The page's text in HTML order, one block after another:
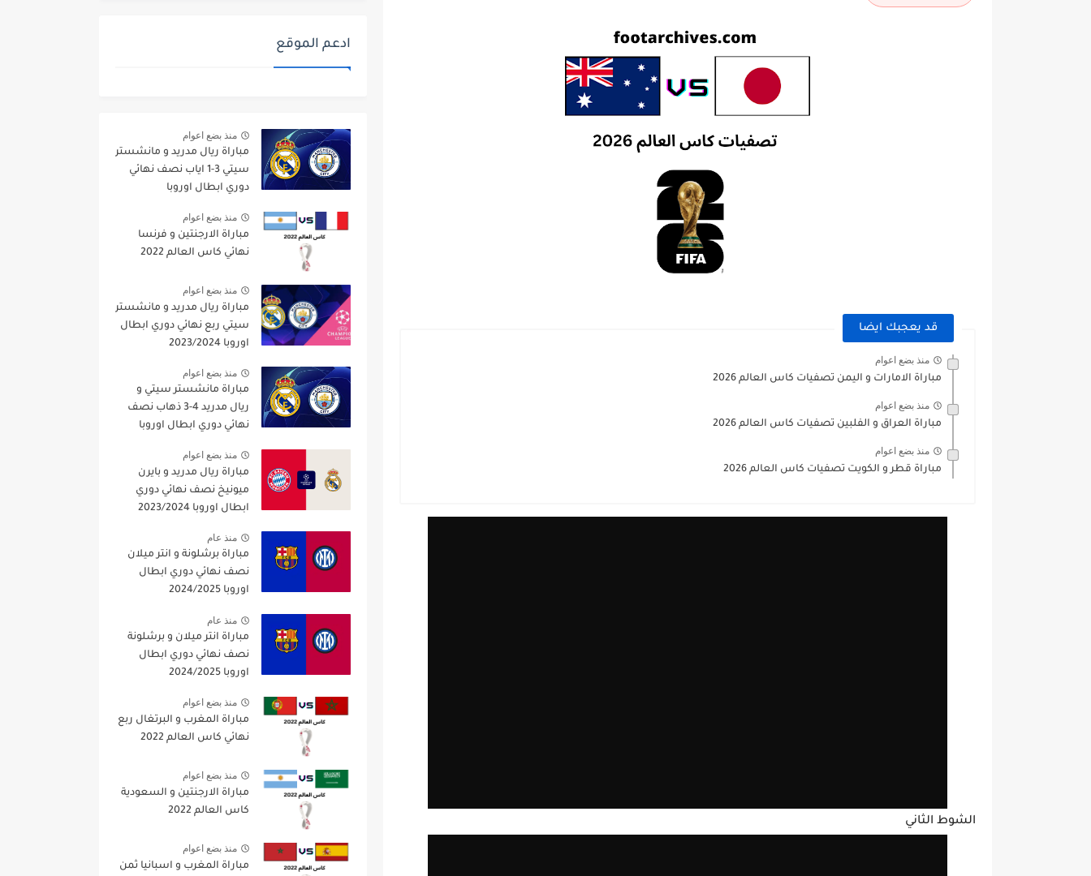
قد يعجبك ايضا
منذ بضع اعوام
مباراة الامارات و اليمن تصفيات كاس العالم 2026
منذ بضع اعوام
مباراة العراق و الفلبين تصفيات كاس العالم 2026
منذ بضع اعوام
مباراة قطر و الكويت تصفيات كاس العالم 2026
الشوط الثاني
ادعم الموقع
منذ بضع اعوام
مباراة ريال مدريد و مانشستر
سيتي 3-1 اياب نصف نهائي
دوري ابطال اوروبا
منذ بضع اعوام
مباراة الارجنتين و فرنسا
نهائي كاس العالم 2022
منذ بضع اعوام
مباراة ريال مدريد و مانشستر
سيتي ربع نهائي دوري ابطال
اوروبا 2023/2024
منذ بضع اعوام
مباراة مانشستر سيتي و
ريال مدريد 4-3 ذهاب نصف
نهائي دوري ابطال اوروبا
منذ بضع اعوام
مباراة ريال مدريد و بايرن
ميونيخ نصف نهائي دوري
ابطال اوروبا 2023/2024
منذ عام
مباراة برشلونة و انتر ميلان
نصف نهائي دوري ابطال
اوروبا 2024/2025
منذ عام
مباراة انتر ميلان و برشلونة
نصف نهائي دوري ابطال
اوروبا 2024/2025
منذ بضع اعوام
مباراة المغرب و البرتغال ربع
نهائي كاس العالم 2022
منذ بضع اعوام
مباراة الارجنتين و السعودية
كاس العالم 2022
منذ بضع اعوام
مباراة المغرب و اسبانيا ثمن